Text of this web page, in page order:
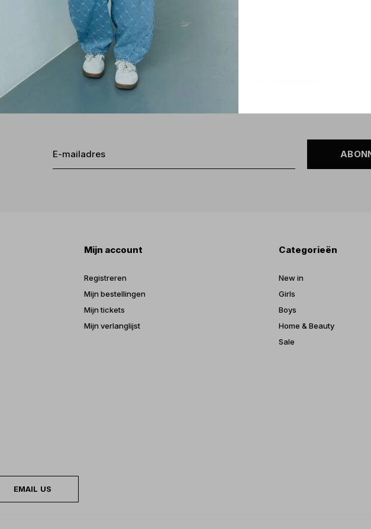
Meld je aan voor onze nieuwsbrief
Mijn account
Registreren
Mijn bestellingen
Mijn tickets
Mijn verlanglijst
Categorieën
New in
Girls
Boys
Home & Beauty
Sale
EMAIL US